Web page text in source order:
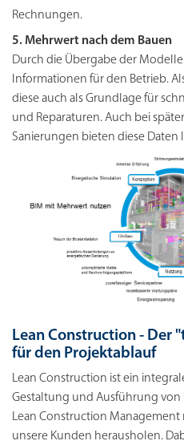
Rechnungen.
5. Mehrwert nach dem Bauen
Durch die Übergabe der
Informationen für den Betrieb.
diese auch als Grundlage für
und Reparaturen. Auch bei
Sanierungen bieten diese
Lean Construction - Der
für den Projektablauf
Lean Construction ist ein
Gestaltung und Ausführung von
Lean Construction Management
unsere Kunden herausholen.